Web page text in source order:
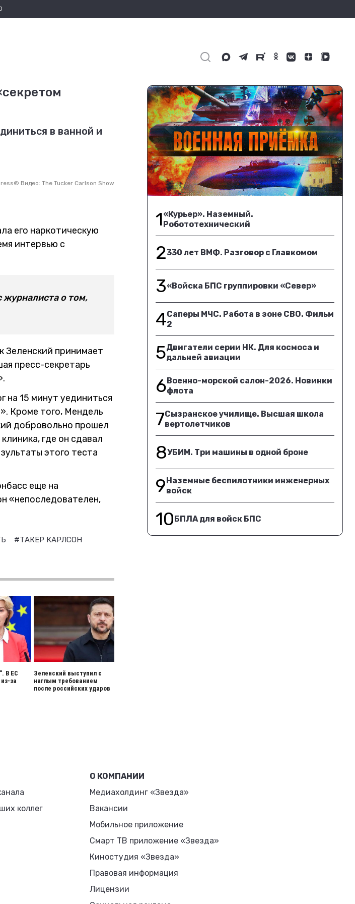
в ванной и
© Видео: The Tucker Carlson Show
его наркотическую
интервью с
журналиста о том,
Зеленский принимает
пресс-секретарь
на 15 минут уединиться
Кроме того, Мендель
добровольно прошел
где он сдавал
этого теста
еще на
«непоследователен,
#ТАКЕР КАРЛСОН
В ЕС
за
Зеленский выступил с
наглым требованием
после российских ударов
1«Курьер». Наземный.
Робототехнический
2330 лет ВМФ. Разговор с Главкомом
3«Войска БПС группировки «Север»
4Саперы МЧС. Работа в зоне СВО. Фильм
2
5Двигатели серии НК. Для космоса и
дальней авиации
6Военно-морской салон-2026. Новинки
флота
7Сызранское училище. Высшая школа
вертолетчиков
8УБИМ. Три машины в одной броне
9Наземные беспилотники инженерных
войск
10БПЛА для войск БПС
коллег
О КОМПАНИИ
Медиахолдинг «Звезда»
Вакансии
Мобильное приложение
Смарт ТВ приложение «Звезда»
Киностудия «Звезда»
Правовая информация
Лицензии